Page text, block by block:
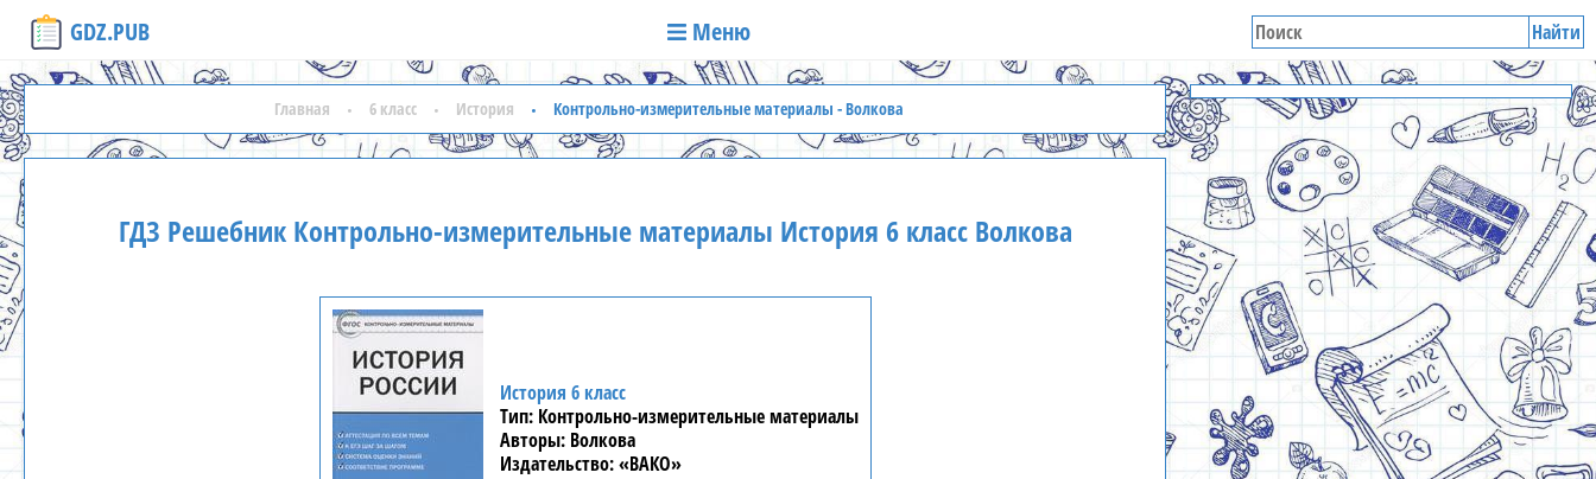
GDZ.PUB Меню Найти
Главная 6 класс История Контрольно-измерительные материалы - Волкова
ГДЗ Решебник Контрольно-измерительные материалы История 6 класс Волкова
История 6 класс
Контрольно-измерительные материалы
Волкова
«ВАКО»